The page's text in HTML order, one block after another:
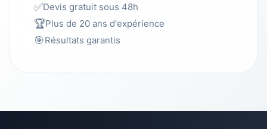
✅Devis gratuit sous 48h
🏆Plus de 20 ans d'expérience
🎯Résultats garantis